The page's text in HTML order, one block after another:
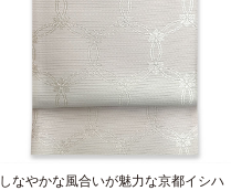
しなやかな風合いが魅力な京都イシハ